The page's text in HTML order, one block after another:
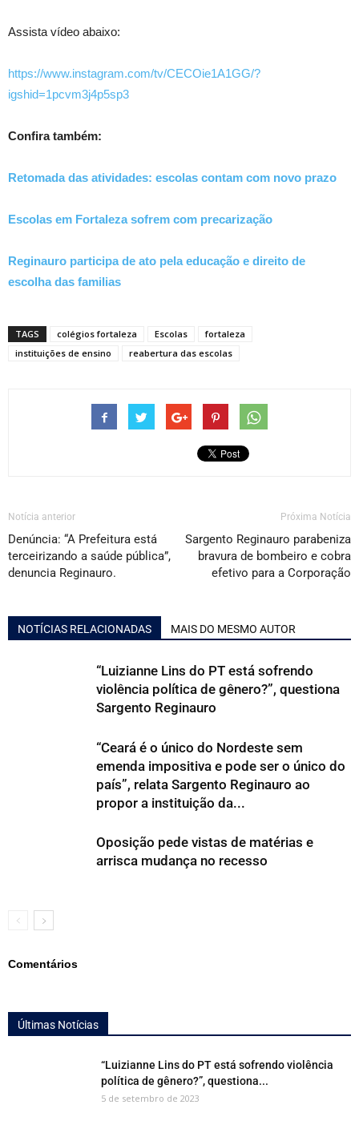
Assista vídeo abaixo:
https://www.instagram.com/tv/CECOie1A1GG/?
igshid=1pcvm3j4p5sp3
Confira também:
Retomada das atividades: escolas contam com novo prazo
Escolas em Fortaleza sofrem com precarização
Reginauro participa de ato pela educação e direito de
escolha das familias
TAGS colégios fortaleza Escolas
fortaleza
instituições de ensino
reabertura das escolas
Notícia anterior
Denúncia: “A Prefeitura está
terceirizando a saúde pública”,
denuncia Reginauro.
Próxima Notícia
Sargento Reginauro parabeniza
bravura de bombeiro e cobra
efetivo para a Corporação
NOTÍCIAS RELACIONADAS MAIS DO MESMO AUTOR
“Luizianne Lins do PT está sofrendo
violência política de gênero?”, questiona
Sargento Reginauro
“Ceará é o único do Nordeste sem
emenda impositiva e pode ser o único do
país”, relata Sargento Reginauro ao
propor a instituição da...
Oposição pede vistas de matérias e
arrisca mudança no recesso
Comentários
Últimas Notícias
“Luizianne Lins do PT está sofrendo violência
política de gênero?”, questiona...
5 de setembro de 2023